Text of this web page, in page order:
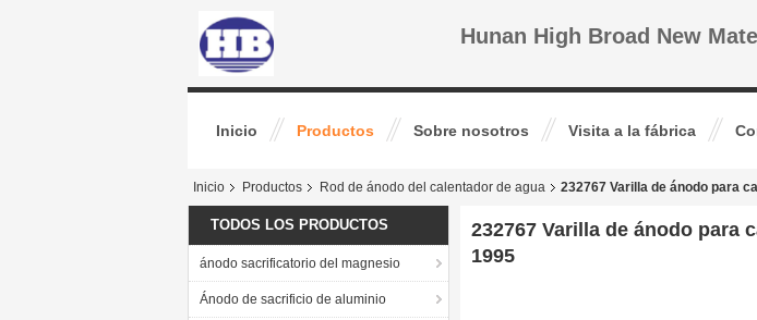
Hunan High Broad New
Inicio Productos Sobre nosotros Visita a la fábrica
Inicio Productos Rod de ánodo del calentador de agua 232767 Varilla de ánodo para
TODOS LOS PRODUCTOS
ánodo sacrificatorio del magnesio
Ánodo de sacrificio de aluminio
232767 Varilla de ánodo para
1995